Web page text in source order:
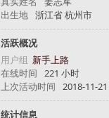
出生地 浙江省 杭州市
活跃概况
用户组 新手上路
在线时间
221 小时
上次活动时间
2018-11-
统计信息